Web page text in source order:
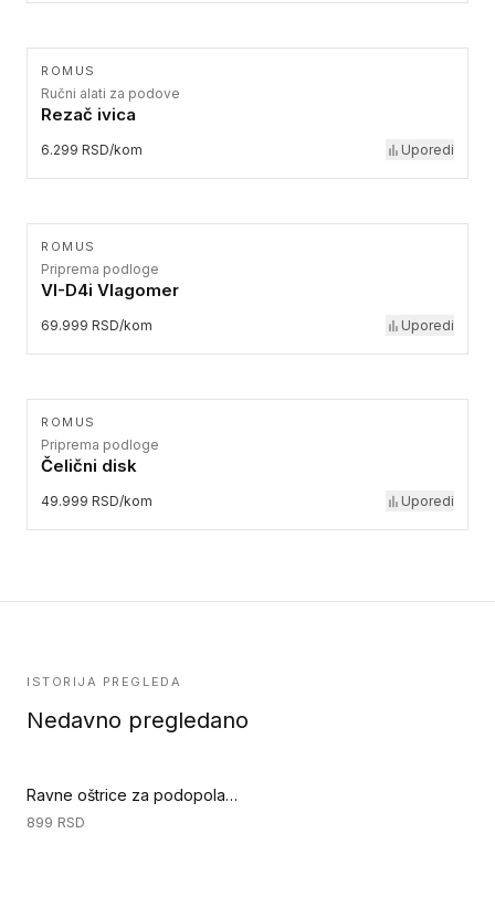
ROMUS
Ručni alati za podove
Rezač ivica
6.299 RSD/kom Uporedi
ROMUS
Priprema podloge
VI-D4i Vlagomer
69.999 RSD/kom Uporedi
ROMUS
Priprema podloge
Čelični disk
49.999 RSD/kom Uporedi
ISTORIJA PREGLEDA
Nedavno pregledano
Ravne oštrice za podopolagački nož - W8 60mm - 10 komada (Ručni alati za podove)
899 RSD